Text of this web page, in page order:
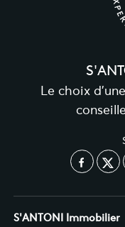
Le choix
S'ANTONI Immobilier